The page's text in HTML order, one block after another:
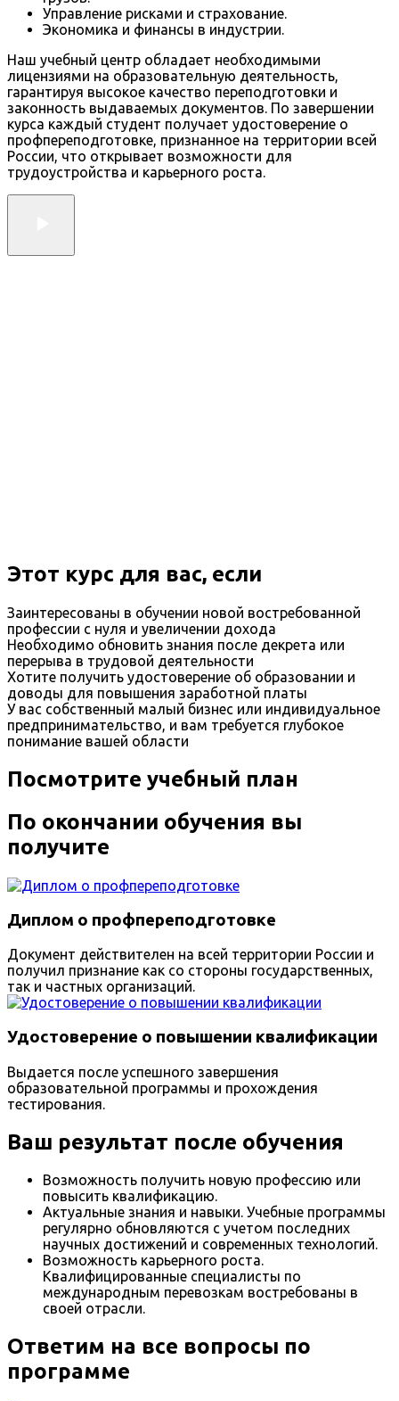
Управление рисками и страхование.
Экономика и финансы в индустрии.
Наш учебный центр обладает необходимыми
лицензиями на образовательную деятельность,
гарантируя высокое качество переподготовки и
законность выдаваемых документов. По завершении
курса каждый студент получает удостоверение о
профпереподготовке, признанное на территории всей
России, что открывает возможности для
трудоустройства и карьерного роста.
Этот курс для вас, если
Заинтересованы в обучении новой востребованной
профессии с нуля и увеличении дохода
Необходимо обновить знания после декрета или
перерыва в трудовой деятельности
Хотите получить удостоверение об образовании и
доводы для повышения заработной платы
У вас собственный малый бизнес или индивидуальное
предпринимательство, и вам требуется глубокое
понимание вашей области
Посмотрите учебный план
По окончании обучения вы
получите
Диплом о профпереподготовке
Документ действителен на всей территории России и
получил признание как со стороны государственных,
так и частных организаций.
Удостоверение о повышении квалификации
Выдается после успешного завершения
образовательной программы и прохождения
тестирования.
Ваш результат после обучения
Возможность получить новую профессию или
повысить квалификацию.
Актуальные знания и навыки. Учебные программы
регулярно обновляются с учетом последних
научных достижений и современных технологий.
Возможность карьерного роста.
Квалифицированные специалисты по
международным перевозкам востребованы в
своей отрасли.
Ответим на все вопросы по
программе